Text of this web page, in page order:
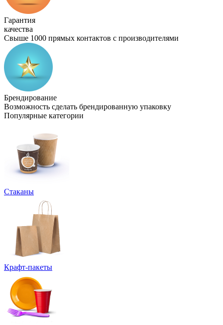
Гарантия
качества
Свыше 1000 прямых контактов с производителями
Брендирование
Возможность сделать брендированную упаковку
Популярные категории
Стаканы
Крафт-пакеты